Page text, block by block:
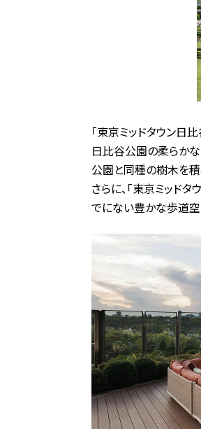
「東京ミッドタウン日
日比谷公園の柔らか
公園と同種の樹木を
さらに、「東京ミッド
でにない豊かな歩道空